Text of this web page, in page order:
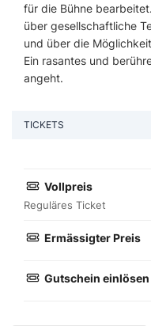
für die Bühne
über gesellschaftliche
und über die
Ein rasantes und
angeht.
TICKETS
Vollpreis
Reguläres Ticket
Ermässigter Preis
Gutschein einlösen